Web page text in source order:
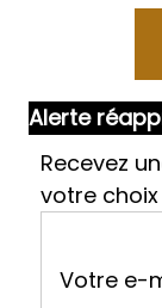
Alerte
Recevez
votre
Votre e-